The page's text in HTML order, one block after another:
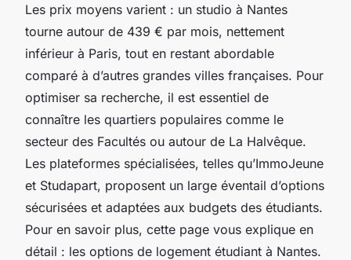
Les prix moyens varient : un studio à Nantes
tourne autour de 439 € par mois, nettement
inférieur à Paris, tout en restant abordable
comparé à d’autres grandes villes françaises. Pour
optimiser sa recherche, il est essentiel de
connaître les quartiers populaires comme le
secteur des Facultés ou autour de La Halvêque.
Les plateformes spécialisées, telles qu’ImmoJeune
et Studapart, proposent un large éventail d’options
sécurisées et adaptées aux budgets des étudiants.
Pour en savoir plus, cette page vous explique en
détail : les options de logement étudiant à Nantes.